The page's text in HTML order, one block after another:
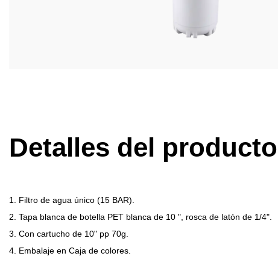
Detalles del producto
1. Filtro de agua único (15 BAR).
2. Tapa blanca de botella PET blanca de 10 ", rosca de latón de 1/4".
3. Con cartucho de 10" pp 70g.
4. Embalaje en Caja de colores.